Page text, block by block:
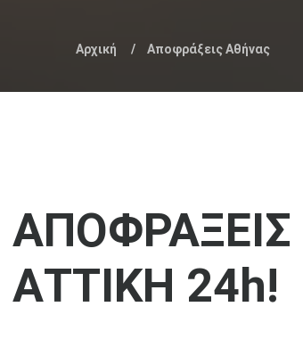
Αρχική Αποφράξεις Αθήνας
ΑΤΤΙΚΗ 24h!